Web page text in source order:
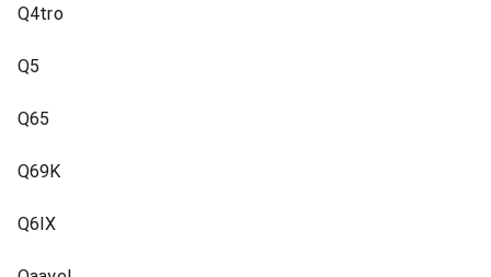
Q4tro
Q5
Q65
Q69K
Q6IX